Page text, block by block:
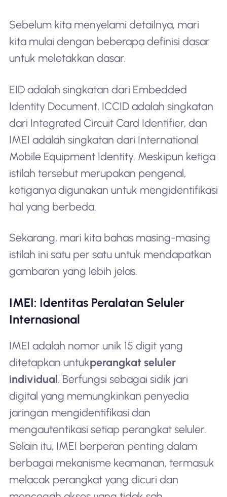
Sebelum kita menyelami detailnya, mari
kita mulai dengan beberapa definisi dasar
untuk meletakkan dasar.
EID adalah singkatan dari Embedded
Identity Document, ICCID adalah singkatan
dari Integrated Circuit Card Identifier, dan
IMEI adalah singkatan dari International
Mobile Equipment Identity. Meskipun ketiga
istilah tersebut merupakan pengenal,
ketiganya digunakan untuk mengidentifikasi
hal yang berbeda.
Sekarang, mari kita bahas masing-masing
istilah ini satu per satu untuk mendapatkan
gambaran yang lebih jelas.
IMEI: Identitas Peralatan Seluler
Internasional
IMEI adalah nomor unik 15 digit yang
ditetapkan untukperangkat seluler
individual. Berfungsi sebagai sidik jari
digital yang memungkinkan penyedia
jaringan mengidentifikasi dan
mengautentikasi setiap perangkat seluler.
Selain itu, IMEI berperan penting dalam
berbagai mekanisme keamanan, termasuk
melacak perangkat yang dicuri dan